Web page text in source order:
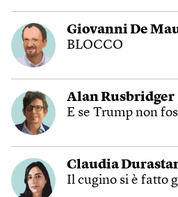
Giovanni De
BLOCCO
Alan Rusbridger
E se Trump non
Claudia
Il cugino si è fatto